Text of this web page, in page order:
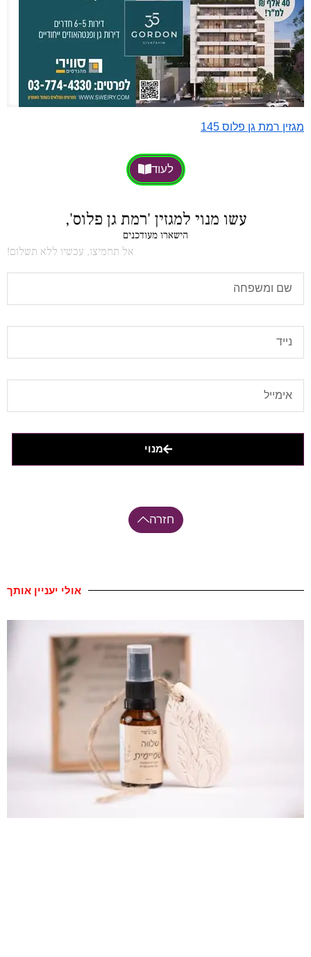
מגזין רמת גן פלוס 145
לעוד
עשו מנוי למגזין 'רמת גן פלוס',
הישארו מעודכנים
אל תחמיצו, עכשיו ללא תשלום!
מנוי
חזרה
אולי יעניין אותך